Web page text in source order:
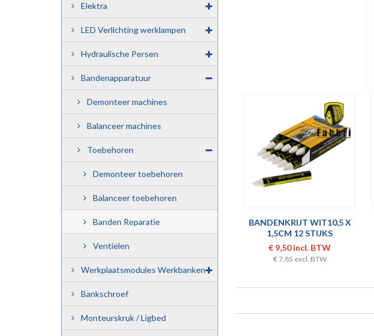
Elektra
LED Verlichting werklampen
Hydraulische Persen
Bandenapparatuur
Demonteer machines
Balanceer machines
Toebehoren
Demonteer toebehoren
Balanceer toebehoren
Banden Reparatie
Ventielen
Werkplaatsmodules Werkbanken
Bankschroef
Monteurskruk / Ligbed
BANDENKRIJT WIT10,5 X
1,5CM 12 STUKS
€ 9,50 incl. BTW
€ 7,85 excl. BTW